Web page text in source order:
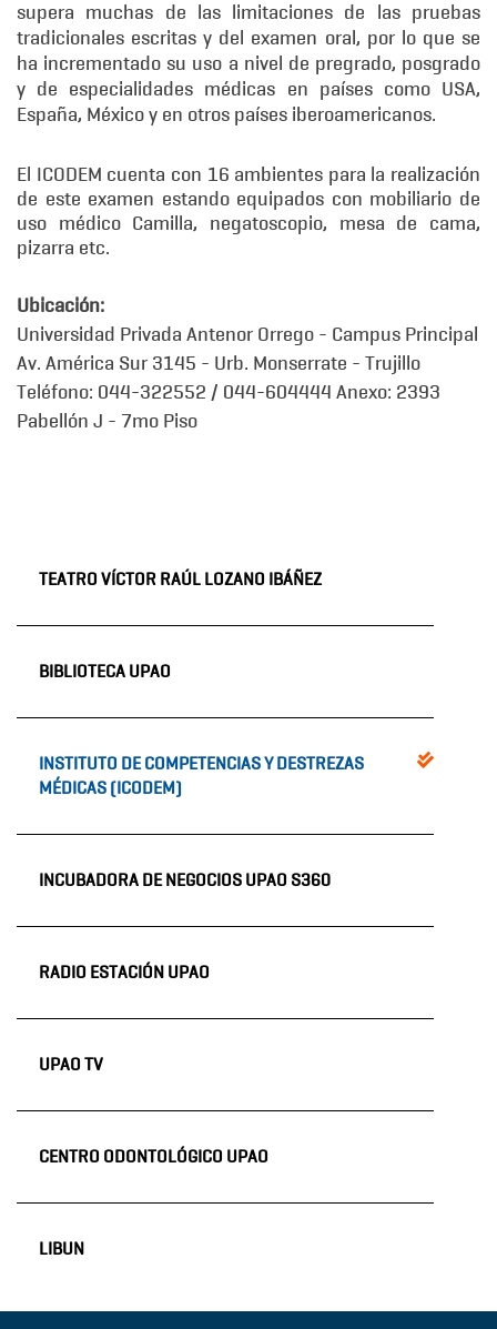
supera muchas de las limitaciones de las pruebas
tradicionales escritas y del examen oral, por lo que se
ha incrementado su uso a nivel de pregrado, posgrado
y de especialidades médicas en países como USA,
España, México y en otros países iberoamericanos.
El ICODEM cuenta con 16 ambientes para la realización
de este examen estando equipados con mobiliario de
uso médico Camilla, negatoscopio, mesa de cama,
pizarra etc.
Ubicación:
Universidad Privada Antenor Orrego - Campus Principal
Av. América Sur 3145 - Urb. Monserrate - Trujillo
Teléfono: 044-322552 / 044-604444 Anexo: 2393
Pabellón J - 7mo Piso
TEATRO VÍCTOR RAÚL LOZANO IBÁÑEZ
BIBLIOTECA UPAO
INSTITUTO DE COMPETENCIAS Y DESTREZAS
MÉDICAS (ICODEM)
INCUBADORA DE NEGOCIOS UPAO S360
RADIO ESTACIÓN UPAO
UPAO TV
CENTRO ODONTOLÓGICO UPAO
LIBUN